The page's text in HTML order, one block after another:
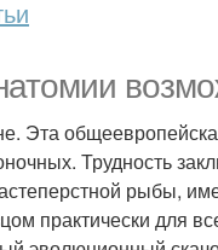
Эта
Трудность
рыбы,
практически для